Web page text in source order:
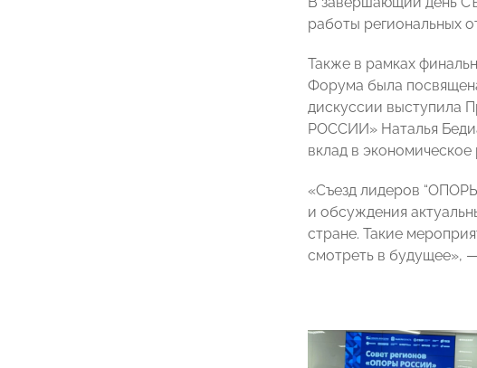
работы региональных
Также в рамках
Форума была
дискуссии выступила
РОССИИ» Наталья
вклад в экономическое
«Съезд лидеров
и обсуждения
стране. Такие
смотреть в будущее»,